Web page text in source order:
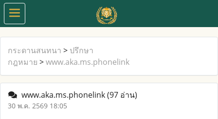
กระดานสนทนา > ปรึกษา
กฎหมาย >www.aka.ms.phonelink
www.aka.ms.phonelink(97 อ่าน)
30 พ.ค. 2569 18:05